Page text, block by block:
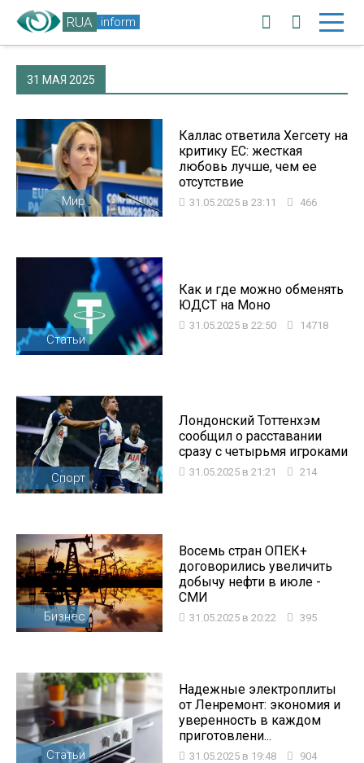
RUA inform
31 МАЯ 2025
Мир
Каллас ответила Хегсету на
критику ЕС: жесткая
любовь лучше, чем ее
отсутствие
31.05.2025 в 23:11 466
Статьи
Как и где можно обменять
ЮДСТ на Моно
31.05.2025 в 22:50 14718
Спорт
Лондонский Тоттенхэм
сообщил о расставании
сразу с четырьмя игроками
31.05.2025 в 21:21 214
Бизнес
Восемь стран ОПЕК+
договорились увеличить
добычу нефти в июле -
СМИ
31.05.2025 в 20:22 395
Статьи
Надежные электроплиты
от Ленремонт: экономия и
уверенность в каждом
приготовлени...
31.05.2025 в 19:48 904